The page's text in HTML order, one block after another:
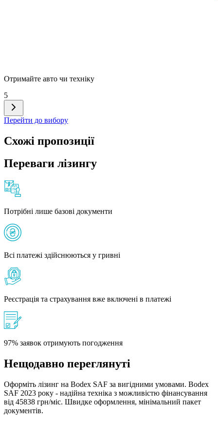
Отримайте авто чи техніку
5
Перейти до вибору
Схожі пропозиції
Переваги лізингу
Потрібні лише базові документи
Всі платежі здійснюються у гривні
Реєстрація та страхування вже включені в платежі
97% заявок отримують погодження
Нещодавно переглянуті
Оформіть лізинг на Bodex SAF за вигідними умовами. Bodex
SAF 2023 року - надійна техніка з можливістю фінансування
від 45838 грн/міс. Швидке оформлення, мінімальний пакет
документів.